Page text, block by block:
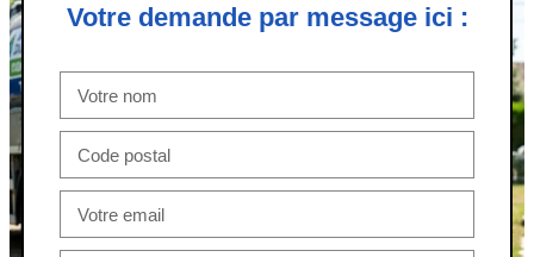
Votre demande par message ici :